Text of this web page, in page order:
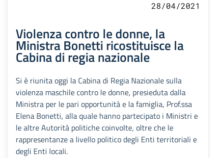
28/04/2021
Violenza contro le donne, la
Ministra Bonetti ricostituisce la
Cabina di regia nazionale
Si è riunita oggi la Cabina di Regia Nazionale sulla
violenza maschile contro le donne, presieduta dalla
Ministra per le pari opportunità e la famiglia, Prof.ssa
Elena Bonetti, alla quale hanno partecipato i Ministri e
le altre Autorità politiche coinvolte, oltre che le
rappresentanze a livello politico degli Enti territoriali e
degli Enti locali.